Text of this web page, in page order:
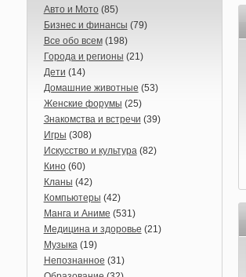
Авто и Мото(85)
Бизнес и финансы (79)
Все обо всем(198)
Города и регионы (21)
Дети (14)
Домашние животные (53)
Женские форумы (25)
Знакомства и встречи (39)
Игры (308)
Искусство и культура(82)
Кино(60)
Кланы (42)
Компьютеры (42)
Манга и Аниме (531)
Медицина и здоровье (21)
Музыка(19)
Непознанное (31)